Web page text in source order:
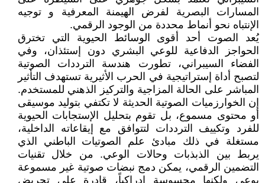
المسارات البصرية لفرض الهيمنة المعرفية و توجيه
الإنتباه نحو أنماط محددة من الوجود الرقمي.
يُعد الصوت أحد أقوى الوسائط الحيوية التي تخترق
الحواجز الدفاعية للوعي البشري دون إستئذان، وفي
الفضاء السيبراني، تطورت هندسة الترددات الصوتية
لتصبح أداة إستراتيجية في الحرب الأثيرية تستهدف التأثير
المباشر على الحالة المزاجية والتركيز الذهني للمستخدم.
إن الخوارزميات الصوتية الحديثة لا تكتفي بتوليد موسيقى
أو محتوى مسموع، بل تقوم بتحليل الإستجابات الحيوية
للفرد وتكييف الترددات لتتوافق مع إيقاعاته الداخلية،
مستغلة في ذلك مبادئ علم الصوتيات الباطني الذي
يربط بين الذبذبات وحالات الوعي. من خلال تقنيات
التضمين الرقمي، يمكن دمج نبضات صوتية غير مسموعة
بوعي ولكنها محسوسة إدراكياً، قادرة على تحريض